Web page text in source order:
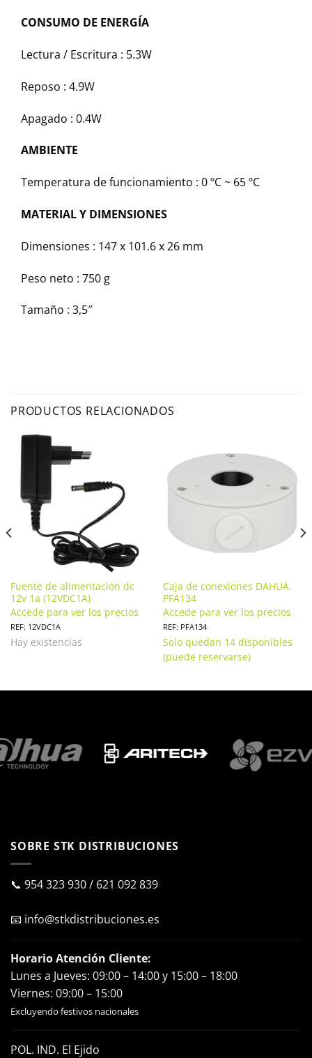
CONSUMO DE ENERGÍA
Lectura / Escritura : 5.3W
Reposo : 4.9W
Apagado : 0.4W
AMBIENTE
Temperatura de funcionamiento : 0 ºC ~ 65 ºC
MATERIAL Y DIMENSIONES
Dimensiones : 147 x 101.6 x 26 mm
Peso neto : 750 g
Tamaño : 3,5″
PRODUCTOS RELACIONADOS
Fuente de alimentación dc
12v 1a (12VDC1A)
Accede para ver los precios
REF: 12VDC1A
Hay existencias
Caja de conexiones DAHUA.
PFA134
Accede para ver los precios
REF: PFA134
Solo quedan 14 disponibles
(puede reservarse)
SOBRE STK DISTRIBUCIONES
📞 954 323 930/ 621 092 839
📧 info@stkdistribuciones.es
Horario Atención Cliente:
Lunes a Jueves: 09:00 – 14:00 y 15:00 – 18:00
Viernes: 09:00 – 15:00
Excluyendo festivos nacionales
POL. IND. El Ejido